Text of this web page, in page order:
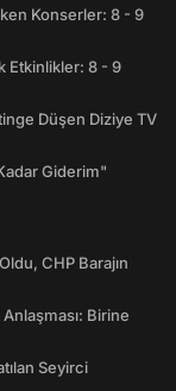
Konserler: 8 - 9
Etkinlikler: 8 - 9
Düşen Diziye TV
Giderim"
CHP Barajın
Birine
Seyirci